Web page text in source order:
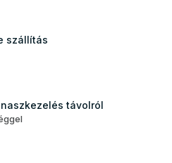
szállítás
távolról